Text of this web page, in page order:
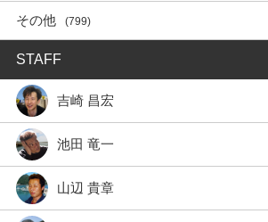
その他 (799)
STAFF
吉崎 昌宏
池田 竜一
山辺 貴章